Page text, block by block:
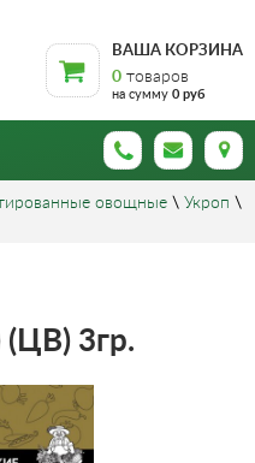
ВАША КОРЗИНА
0 товаров
на сумму 0 руб
овощные \ Укроп \
(ЦВ) 3гр.